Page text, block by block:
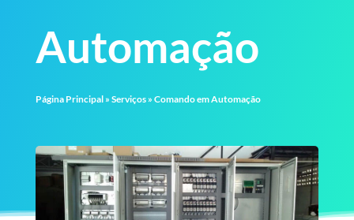
Automação
Página Principal» Serviços» Comando em Automação